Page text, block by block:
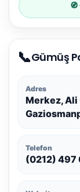
📞Gümüş
Adres
Merkez, Ali
Telefon
(0212) 497